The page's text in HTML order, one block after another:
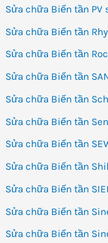
Sửa chữa Biến tần PV
Sửa chữa Biến tần
Sửa chữa Biến tần
Sửa chữa Biến tần
Sửa chữa Biến tần
Sửa chữa Biến tần
Sửa chữa Biến tần
Sửa chữa Biến tần
Sửa chữa Biến tần
Sửa chữa Biến tần
Sửa chữa Biến tần